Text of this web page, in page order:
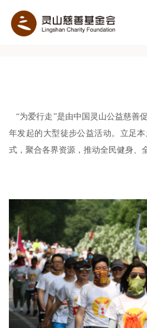
“为爱行走”是由中国灵山公益慈善
年发起的大型徒步公益活动。立足
式，聚合各界资源，推动全民健身、